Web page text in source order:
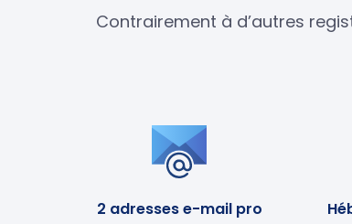
Contrairement à d’autres
2 adresses e-mail pro